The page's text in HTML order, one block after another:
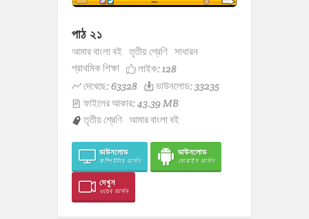
পাঠ ২১
আমার বাংলা বই তৃতীয় শ্রেণি সাধারন
প্রাথমিক শিক্ষা
লাইক:128
দেখেছে: 63328
ডাউনলোড: 33235
ফাইলের আকার: 43.39 MB
তৃতীয় শ্রেণি আমার বাংলা বই
ডাউনলোড
কম্পিউটার ভার্সন
ডাউনলোড
মোবাইল ভার্সন
দেখুন
ওয়েব ভার্সন